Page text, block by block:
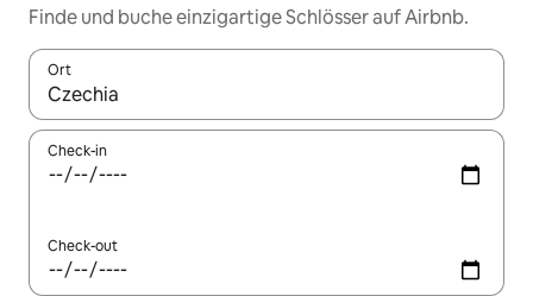
Finde und buche einzigartige Schlösser auf Airbnb.
Ort
Wenn Ergebnisse verfügbar sind, navigiere mit den
Check-in
Check-out